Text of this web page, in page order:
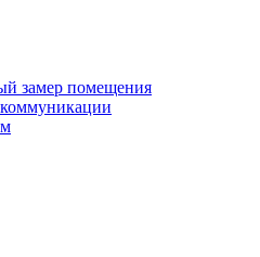
замер помещения